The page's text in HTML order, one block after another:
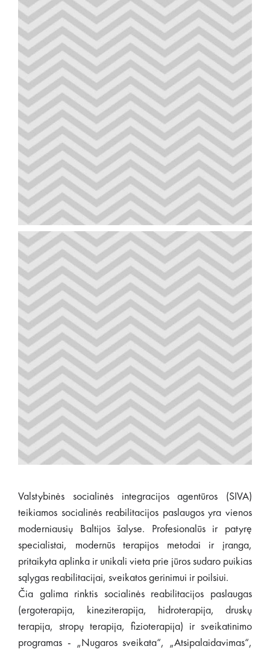
Valstybinės socialinės integracijos agentūros (SIVA)
teikiamos socialinės reabilitacijos paslaugos yra vienos
moderniausių Baltijos šalyse. Profesionalūs ir patyrę
specialistai, modernūs terapijos metodai ir įranga,
pritaikyta aplinka ir unikali vieta prie jūros sudaro puikias
sąlygas reabilitacijai, sveikatos gerinimui ir poilsiui.
Čia galima rinktis socialinės reabilitacijos paslaugas
(ergoterapija, kineziterapija, hidroterapija, druskų
terapija, stropų terapija, fizioterapija) ir sveikatinimo
programas - „Nugaros sveikata“, „Atsipalaidavimas“,